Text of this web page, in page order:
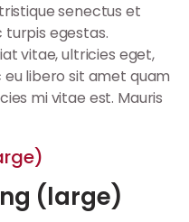
senectus et
egestas.
vitae, ultricies eget,
libero sit amet quam
mi vitae est. Mauris
(large)